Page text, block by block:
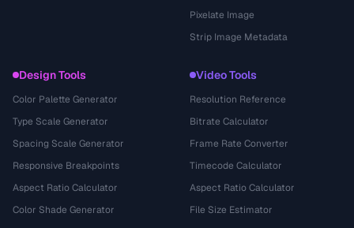
Pixelate Image
Strip Image Metadata
Design Tools
Color Palette Generator
Type Scale Generator
Spacing Scale Generator
Responsive Breakpoints
Aspect Ratio Calculator
Color Shade Generator
Video Tools
Resolution Reference
Bitrate Calculator
Frame Rate Converter
Timecode Calculator
Aspect Ratio Calculator
File Size Estimator